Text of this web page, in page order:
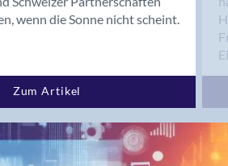
wenn die Sonne nicht scheint.
Zum Artikel